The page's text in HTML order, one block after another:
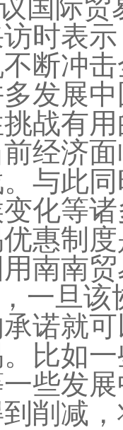
国际
时表
断冲
发展
战有
经济
与此
化等
惠制
南南
一旦
诺就
比如
些发
削减